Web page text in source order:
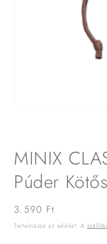
párbeszédpanelen
MINIX
Púder
Normál
ár
3.590 Ft
Tartalmazza az adókat. A